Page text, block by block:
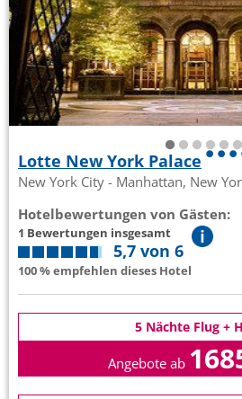
Lotte New York Palace
New York City - Manhattan, New
Hotelbewertungen von Gästen:
1 Bewertungen insgesamt
5,7 von 6
100 % empfehlen dieses Hotel
5 Nächte Flug +
Angebote ab